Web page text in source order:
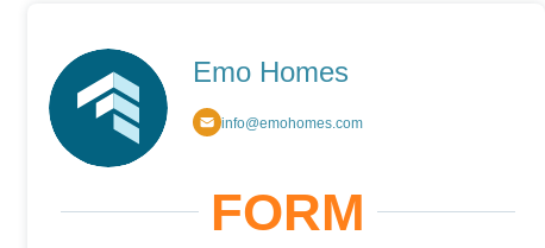
Emo Homes
info@emohomes.com
FORM